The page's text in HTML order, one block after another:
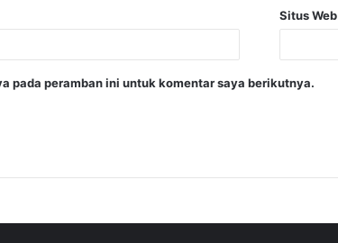
Situs Web
pada peramban ini untuk komentar saya berikutnya.